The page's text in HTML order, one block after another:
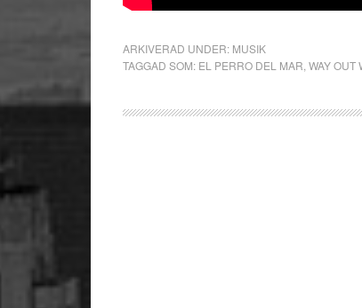
ARKIVERAD UNDER: MUSIK
TAGGAD SOM: EL PERRO DEL MAR WAY OUT